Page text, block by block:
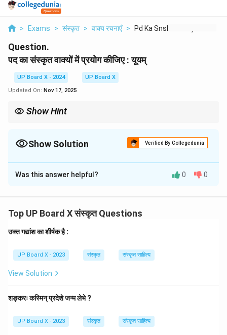
> Exams > संस्कृत > वाक्य रचनाएँ > Pd Ka Snskrit Vakyon...
Question.
पद का संस्कृत वाक्यों में प्रयोग कीजिए : यूयम्
UP Board X - 2024
UP Board X
Updated On: Nov 17, 2025
Show Hint
बहुवचन का कर्ता है, तो क्रिया भी मध्यम पुरुष बहुवचन (गच्छथ) की होगी। - आगच्छ
(आओ) मध्यम पुरुष एकवचन, लोट् लकार की क्रिया है, तो कर्ता भी मध्यम पुरुष
Show Solution Verified By Collegedunia
Solution and Explanation
वाक्य-प्रयोग: यूयम् कुत्र गच्छथ? (तुम सब कहाँ जाते हो?)
Was this answer helpful? 0 0
Top UP Board X संस्कृत Questions
उक्त गद्यांश का शीर्षक है :
UP Board X - 2023 संस्कृत संस्कृत साहित्य
View Solution
शङ्करः कस्मिन् प्रदेशे जन्म लेभे ?
UP Board X - 2023 संस्कृत संस्कृत साहित्य